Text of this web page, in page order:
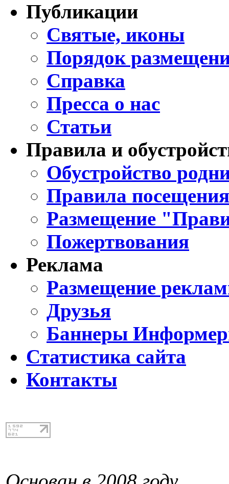
Публикации
Святые, иконы
Порядок
Справка
Пресса о нас
Статьи
Правила и
Обустройство
Правила
Размещение
Пожертвования
Реклама
Размещение
Друзья
Баннеры
Статистика сайта
Контакты